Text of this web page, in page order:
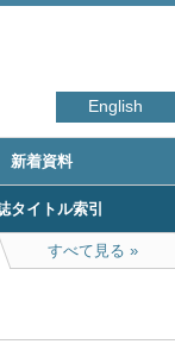
English
新着資料
タイトル索引
すべて見る